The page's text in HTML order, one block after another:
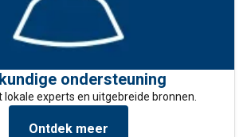
ondersteuning
lokale experts en uitgebreide bronnen.
Ontdek meer